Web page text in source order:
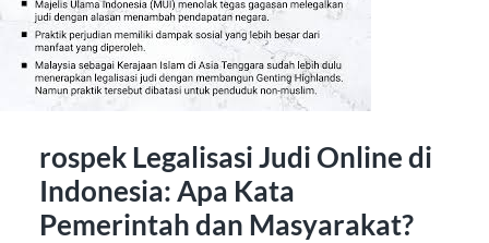
rospek Legalisasi Judi Online di
Indonesia: Apa Kata
Pemerintah dan Masyarakat?